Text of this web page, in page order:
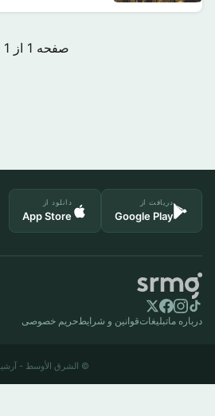
صفحه 1 از 1
دریافت از
Google Play
دانلود از
App Store
درباره ماتبلیغاتقوانین و شرایط حریم خصوصی
© الشرق الأوسط -